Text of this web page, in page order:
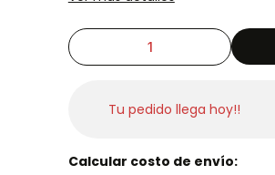
Tu pedido llega hoy!!
Calcular costo de envío: